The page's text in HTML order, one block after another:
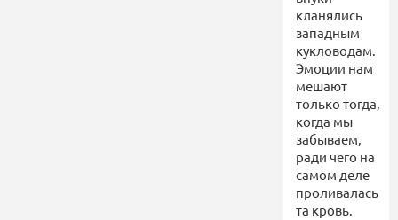
кланялись
западным
кукловодам.
Эмоции нам
мешают
только тогда,
когда мы
забываем,
ради чего на
самом деле
проливалась
та кровь.